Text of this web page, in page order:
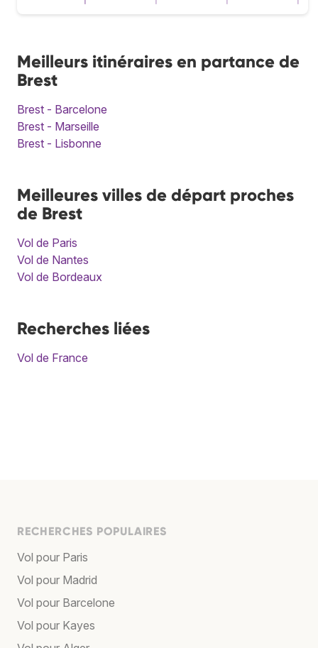
Meilleurs itinéraires en partance de
Brest
Brest - Barcelone
Brest - Marseille
Brest - Lisbonne
Meilleures villes de départ proches
de Brest
Vol de Paris
Vol de Nantes
Vol de Bordeaux
Recherches liées
Vol de France
RECHERCHES POPULAIRES
Vol pour Paris
Vol pour Madrid
Vol pour Barcelone
Vol pour Kayes